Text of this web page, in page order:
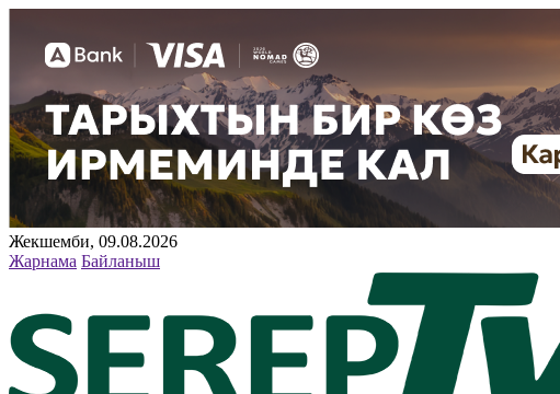
Жекшемби, 09.08.2026
Жарнама Байланыш